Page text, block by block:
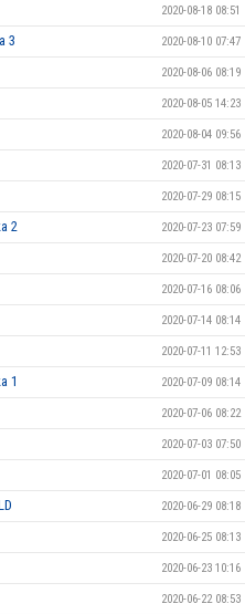
2020-08-18 08:51
3 2020-08-10 07:47
2020-08-06 08:19
2020-08-05 14:23
2020-08-04 09:56
2020-07-31 08:13
2020-07-29 08:15
2 2020-07-23 07:59
2020-07-20 08:42
2020-07-16 08:06
2020-07-14 08:14
2020-07-11 12:53
1 2020-07-09 08:14
2020-07-06 08:22
2020-07-03 07:50
2020-07-01 08:05
2020-06-29 08:18
2020-06-25 08:13
2020-06-23 10:16
2020-06-22 08:53